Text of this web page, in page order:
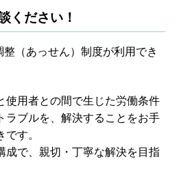
ください！
（あっせん）制度が利用でき
使用者との間で生じた労働条件
ラブルを、解決することをお手
す。
成で、親切・丁寧な解決を目指